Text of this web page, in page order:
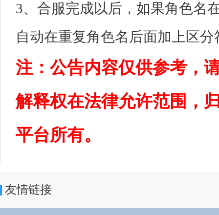
3、合服完成以后，如果角色名
自动在重复角色名后面加上区分
注：公告内容仅供参考，
解释权在法律允许范围，
平台所有。
友情链接